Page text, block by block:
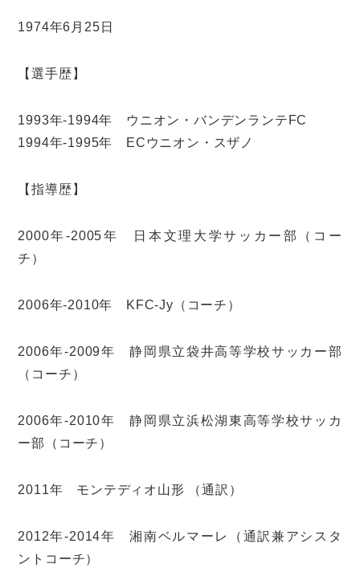
1974年6月25日
【選手歴】
1993年-1994年 ウニオン・バンデンランテFC
1994年-1995年 ECウニオン・スザノ
【指導歴】
2000年-2005年 日本文理大学サッカー部（コー
チ）
2006年-2010年 KFC-Jy（コーチ）
2006年-2009年 静岡県立袋井高等学校サッカー部
（コーチ）
2006年-2010年 静岡県立浜松湖東高等学校サッカ
ー部（コーチ）
2011年 モンテディオ山形 （通訳）
2012年-2014年 湘南ベルマーレ（通訳兼アシスタ
ントコーチ）